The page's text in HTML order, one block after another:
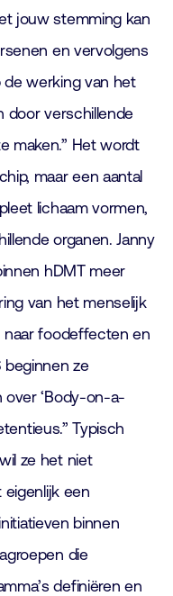
jouw stemming kan
en vervolgens
werking van het
door verschillende
maken.” Het wordt
maar een aantal
lichaam vormen,
organen. Janny
hDMT meer
van het menselijk
naar foodeffecten en
beginnen ze
over ‘Body-on-a-
Typisch
ze het niet
eigenlijk een
binnen
die
definiëren en